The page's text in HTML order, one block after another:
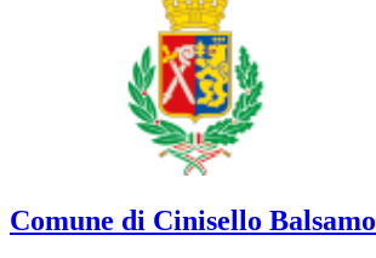
Comune di Cinisello Balsamo